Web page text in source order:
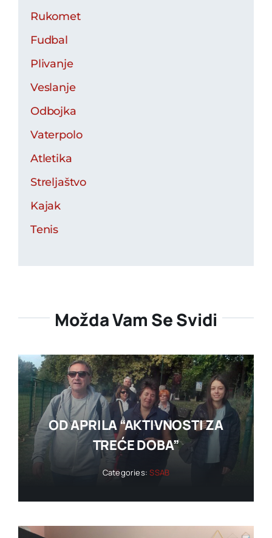
Rukomet
Fudbal
Plivanje
Veslanje
Odbojka
Vaterpolo
Atletika
Streljaštvo
Kajak
Tenis
Možda Vam Se Svidi
OD APRILA “AKTIVNOSTI ZA
TREĆE DOBA”
Categories:SSAB